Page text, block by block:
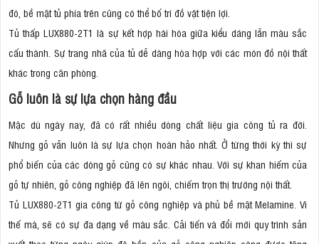
đó, bề mặt tủ phía trên cũng có thể bố trí đồ vật tiện lợi.
Tủ thấp LUX880-2T1 là sự kết hợp hài hòa giữa kiểu dáng lẫn màu sắc
cấu thành. Sự trang nhã của tủ dễ dàng hòa hợp với các món đồ nội thất
khác trong căn phòng.
Gỗ luôn là sự lựa chọn hàng đầu
Mặc dù ngày nay, đã có rất nhiều dòng chất liệu gia công tủ ra đời.
Nhưng gỗ vẫn luôn là sự lựa chọn hoàn hảo nhất. Ở từng thời kỳ thì sự
phổ biến của các dòng gỗ cũng có sự khác nhau. Với sự khan hiếm của
gỗ tự nhiên, gỗ công nghiệp đã lên ngôi, chiếm trọn thị trường nội thất.
Tủ LUX880-2T1 gia công từ gỗ công nghiệp và phủ bề mặt Melamine. Vì
thế mà, sẽ có sự đa dạng về màu sắc. Cải tiến và đổi mới quy trình sản